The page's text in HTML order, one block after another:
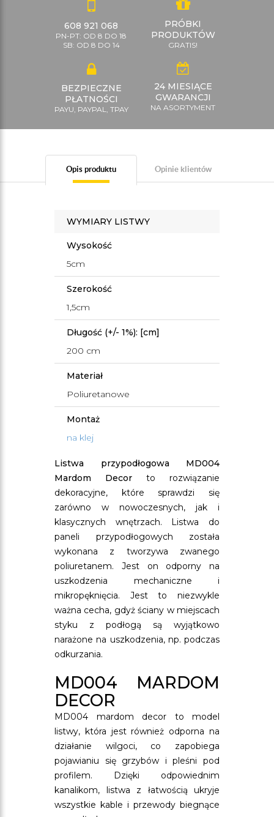
608 921 068
PN-PT: OD 8 DO 18
SB: OD 8 DO 14
PRÓBKI
PRODUKTÓW
GRATIS!
BEZPIECZNE
PŁATNOŚCI
PAYU, PAYPAL, TPAY
24 MIESIĄCE
GWARANCJI
NA ASORTYMENT
Opis produktu Opinie klientów
WYMIARY LISTWY
Wysokość
5cm
Szerokość
1,5cm
Długość (+/- 1%): [cm]
200 cm
Materiał
Poliuretanowe
Montaż
na klej
Listwa przypodłogowa MD004
Mardom Decor to rozwiązanie
dekoracyjne, które sprawdzi się
zarówno w nowoczesnych, jak i
klasycznych wnętrzach. Listwa do
paneli przypodłogowych została
wykonana z tworzywa zwanego
poliuretanem. Jest on odporny na
uszkodzenia mechaniczne i
mikropęknięcia. Jest to niezwykle
ważna cecha, gdyż ściany w miejscach
styku z podłogą są wyjątkowo
narażone na uszkodzenia, np. podczas
odkurzania.
MD004 MARDOM
DECOR
MD004 mardom decor to model
listwy, która jest również odporna na
działanie wilgoci, co zapobiega
pojawianiu się grzybów i pleśni pod
profilem. Dzięki odpowiednim
kanalikom, listwa z łatwością ukryje
wszystkie kable i przewody biegnące